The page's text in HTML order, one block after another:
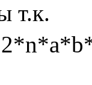
т.к.